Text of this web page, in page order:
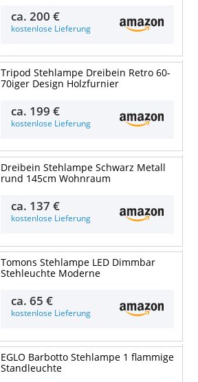
ca.200 €
kostenlose Lieferung
Tripod Stehlampe Dreibein Retro 60-
70iger Design Holzfurnier
ca. 199 €
kostenlose Lieferung
Dreibein Stehlampe Schwarz Metall
rund 145cm Wohnraum
ca. 137 €
kostenlose Lieferung
Tomons Stehlampe LED Dimmbar
Stehleuchte Moderne
ca.65 €
kostenlose Lieferung
EGLO Barbotto Stehlampe 1 flammige
Standleuchte